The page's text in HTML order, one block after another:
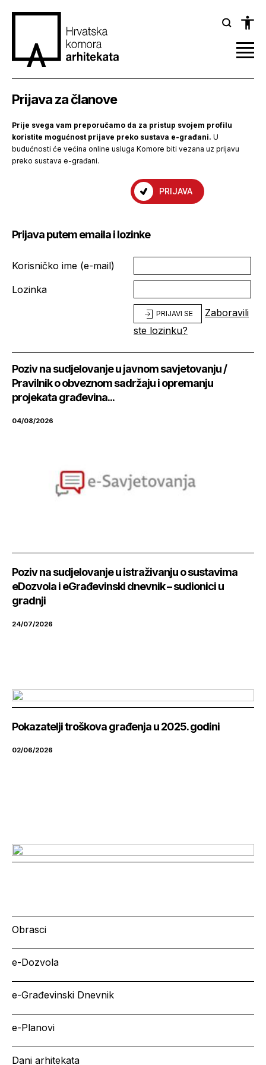
Prijava za članove
Prije svega vam preporučamo da za pristup svojem profilu
koristite mogućnost prijave preko sustava e-građani. U
budućnosti će većina online usluga Komore biti vezana uz prijavu
preko sustava e-građani.
PRIJAVA
Prijava putem emaila i lozinke
Korisničko ime (e-mail)
Lozinka
PRIJAVI SE
Zaboravili
ste lozinku?
Poziv na sudjelovanje u javnom savjetovanju /
Pravilnik o obveznom sadržaju i opremanju
projekata građevina...
04/08/2026
Poziv na sudjelovanje u istraživanju o sustavima
eDozvola i eGrađevinski dnevnik – sudionici u
gradnji
24/07/2026
Pokazatelji troškova građenja u 2025. godini
02/06/2026
Obrasci
e-Dozvola
e-Građevinski Dnevnik
e-Planovi
Dani arhitekata